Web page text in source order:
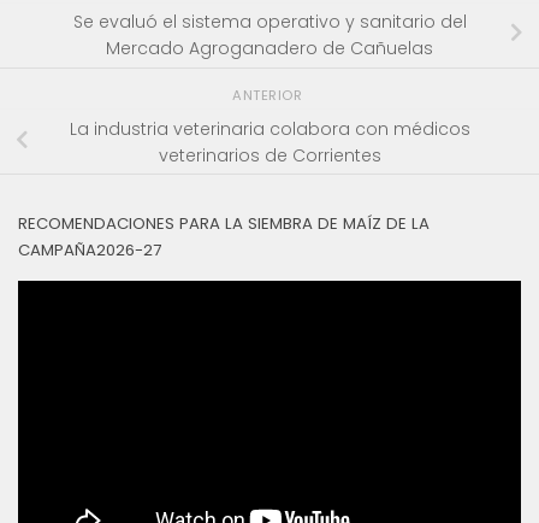
Se evaluó el sistema operativo y sanitario del
Mercado Agroganadero de Cañuelas
ANTERIOR
La industria veterinaria colabora con médicos
veterinarios de Corrientes
RECOMENDACIONES PARA LA SIEMBRA DE MAÍZ DE LA
CAMPAÑA2026-27